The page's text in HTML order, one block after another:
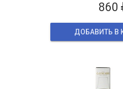
860
ДОБАВИТЬ В